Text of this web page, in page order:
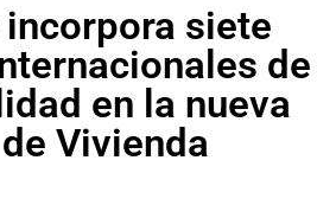
siete
de
en la nueva
Vivienda